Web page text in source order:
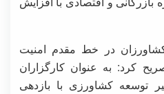
کشاورزان در خط مقدم امنیت
کرد: به عنوان کارگزاران
کشاورزی با بازدهی